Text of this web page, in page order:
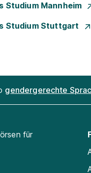
Studium Mannheim
Studium Stuttgart
gendergerechte
für